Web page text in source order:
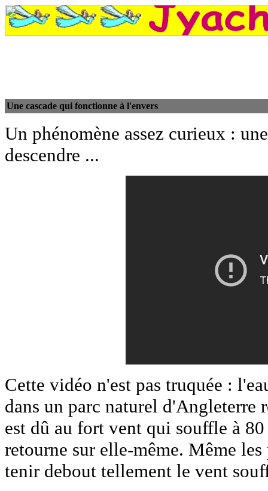
Une cascade qui fonctionne à l'envers
Un phénomène assez curieux :
descendre ...
Cette vidéo n'est pas truquée :
dans un parc naturel d'Angleterre
est dû au fort vent qui souffle à
retourne sur elle-même. Même
tenir debout tellement le vent